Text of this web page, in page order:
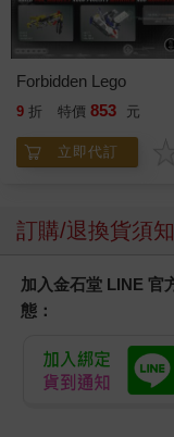
Forbidden Lego
9 折 特價 853 元
立即代訂
訂購/退換貨須知
加入金石堂 LINE 官
態：